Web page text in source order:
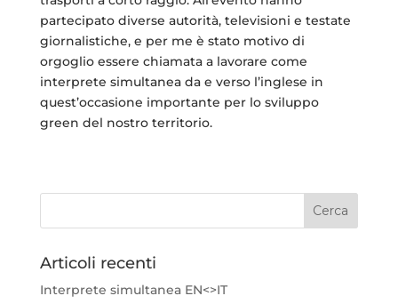
partecipato diverse autorità, televisioni e testate
giornalistiche, e per me è stato motivo di
orgoglio essere chiamata a lavorare come
interprete simultanea da e verso l’inglese in
quest’occasione importante per lo sviluppo
green del nostro territorio.
Articoli recenti
Interprete simultanea EN<>IT